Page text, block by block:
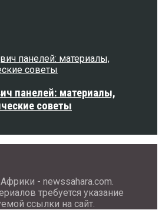
панелей: материалы,
советы
- newssahara.com.
требуется указание
ссылки на сайт.